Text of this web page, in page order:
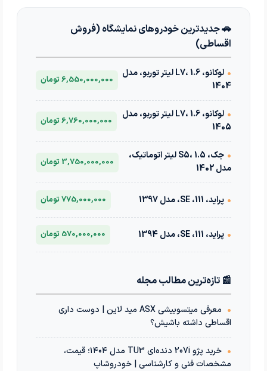
🚗 جدیدترین خودروهای نمایشگاه (فروش
اقساطی)
•
لوکانو، L7، 1.6 لیتر توربو، مدل
1404
6,550,000,000 تومان
•
لوکانو، L7، 1.6 لیتر توربو، مدل
1405
6,760,000,000 تومان
•
جک، S5، 1.5 لیتر اتوماتیک،
مدل 1402
3,750,000,000 تومان
• پراید، 111، SE، مدل 1397 775,000,000 تومان
• پراید، 111، SE، مدل 1394 570,000,000 تومان
📰 تازه‌ترین مطالب مجله
•
معرفی میتسوبیشی ASX مید لاین | دوست داری
اقساطی داشته باشیش؟
•
خرید پژو 207i دنده‌ای TU3 مدل ۱۴۰۴؛ قیمت،
مشخصات فنی و کارشناسی | خودروشاپ